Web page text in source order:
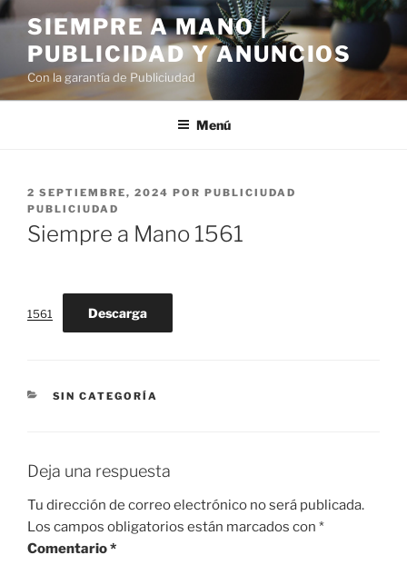
Saltar
contenido
SIEMPRE A MANO |
PUBLICIDAD Y ANUNCIOS
Con la garantía de Publiciudad
Menú
PUBLICADO
EL
2 SEPTIEMBRE, 2024 POR PUBLICIUDAD
PUBLICIUDAD
Siempre a Mano 1561
1561 Descarga
CATEGORÍAS
SIN CATEGORÍA
Deja una respuesta
Tu dirección de correo electrónico no será publicada.
Los campos obligatorios están marcados con *
Comentario*